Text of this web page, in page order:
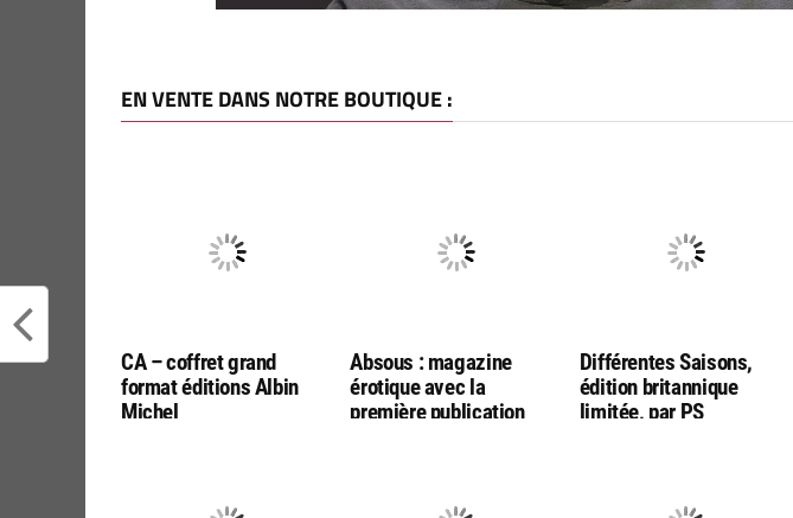
EN VENTE DANS NOTRE BOUTIQUE :
CA – coffret grand
format éditions Albin
Michel
Absous : magazine
érotique avec la
première publication
Différentes Saisons,
édition britannique
limitée, par PS